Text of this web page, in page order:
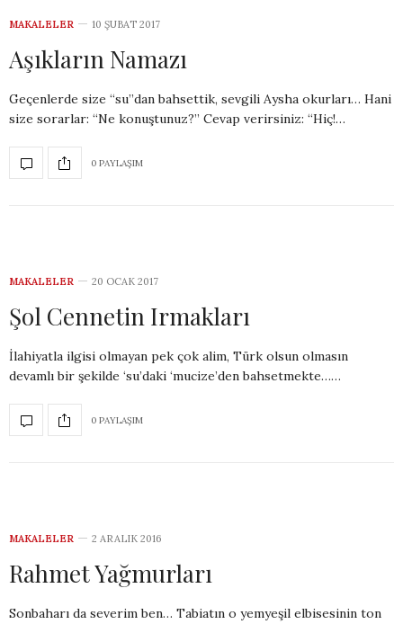
MAKALELER 10 ŞUBAT 2017
Aşıkların Namazı
Geçenlerde size ‘‘su’’dan bahsettik, sevgili Aysha okurları… Hani
size sorarlar: ‘‘Ne konuştunuz?’’ Cevap verirsiniz: ‘‘Hiç!…
0 PAYLAŞIM
MAKALELER 20 OCAK 2017
Şol Cennetin Irmakları
İlahiyatla ilgisi olmayan pek çok alim, Türk olsun olmasın
devamlı bir şekilde ‘su’daki ‘mucize’den bahsetmekte……
0 PAYLAŞIM
MAKALELER 2 ARALIK 2016
Rahmet Yağmurları
Sonbaharı da severim ben… Tabiatın o yemyeşil elbisesinin ton